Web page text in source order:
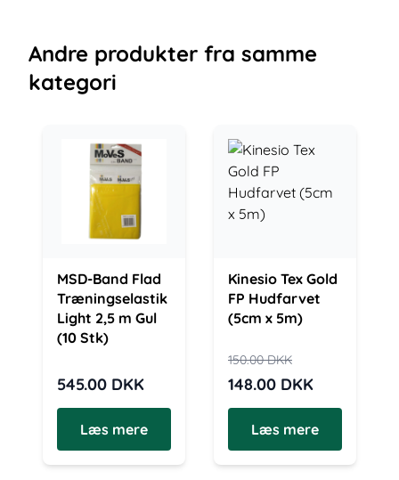
Andre produkter fra samme
kategori
MSD-Band Flad
Træningselastik
Light 2,5 m Gul
(10 Stk)
545.00 DKK
Læs mere
Kinesio Tex Gold
FP Hudfarvet
(5cm x 5m)
150.00DKK
148.00 DKK
Læs mere